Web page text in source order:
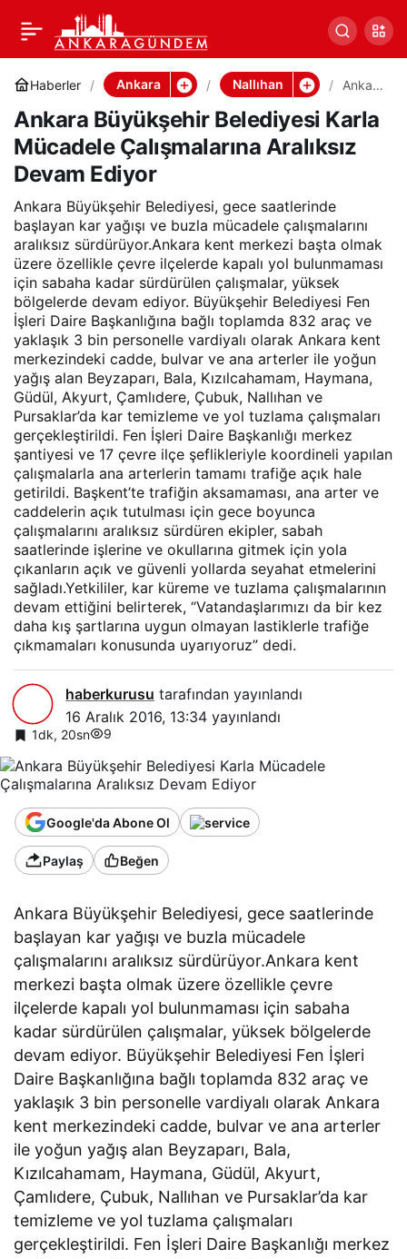
Haberler Ankara Nallıhan
Ankara
şehir
Beledi
yesi
alarına
Aralıksı
z
Devam
Ankara Büyükşehir Belediyesi Karla
Mücadele Çalışmalarına Aralıksız
Devam Ediyor
Ankara Büyükşehir Belediyesi, gece saatlerinde
başlayan kar yağışı ve buzla mücadele çalışmalarını
aralıksız sürdürüyor.Ankara kent merkezi başta olmak
üzere özellikle çevre ilçelerde kapalı yol bulunmaması
için sabaha kadar sürdürülen çalışmalar, yüksek
bölgelerde devam ediyor. Büyükşehir Belediyesi Fen
İşleri Daire Başkanlığına bağlı toplamda 832 araç ve
yaklaşık 3 bin personelle vardiyalı olarak Ankara kent
merkezindeki cadde, bulvar ve ana arterler ile yoğun
yağış alan Beyzaparı, Bala, Kızılcahamam, Haymana,
Güdül, Akyurt, Çamlıdere, Çubuk, Nallıhan ve
Pursaklar’da kar temizleme ve yol tuzlama çalışmaları
gerçekleştirildi. Fen İşleri Daire Başkanlığı merkez
şantiyesi ve 17 çevre ilçe şeflikleriyle koordineli yapılan
çalışmalarla ana arterlerin tamamı trafiğe açık hale
getirildi. Başkent’te trafiğin aksamaması, ana arter ve
caddelerin açık tutulması için gece boyunca
çalışmalarını aralıksız sürdüren ekipler, sabah
saatlerinde işlerine ve okullarına gitmek için yola
çıkanların açık ve güvenli yollarda seyahat etmelerini
sağladı.Yetkililer, kar küreme ve tuzlama çalışmalarının
devam ettiğini belirterek, “Vatandaşlarımızı da bir kez
daha kış şartlarına uygun olmayan lastiklerle trafiğe
çıkmamaları konusunda uyarıyoruz” dedi.
haberkurusu tarafından yayınlandı
16 Aralık 2016, 13:34 yayınlandı
1dk, 20sn 9
Google'da Abone Ol
Paylaş Beğen
Ankara Büyükşehir Belediyesi, gece saatlerinde
başlayan kar yağışı ve buzla mücadele
çalışmalarını aralıksız sürdürüyor.Ankara kent
merkezi başta olmak üzere özellikle çevre
ilçelerde kapalı yol bulunmaması için sabaha
kadar sürdürülen çalışmalar, yüksek bölgelerde
devam ediyor. Büyükşehir Belediyesi Fen İşleri
Daire Başkanlığına bağlı toplamda 832 araç ve
yaklaşık 3 bin personelle vardiyalı olarak Ankara
kent merkezindeki cadde, bulvar ve ana arterler
ile yoğun yağış alan Beyzaparı, Bala,
Kızılcahamam, Haymana, Güdül, Akyurt,
Çamlıdere, Çubuk, Nallıhan ve Pursaklar’da kar
temizleme ve yol tuzlama çalışmaları
gerçekleştirildi. Fen İşleri Daire Başkanlığı merkez
Ankara Büyükşehir
Belediyesi Karla
Mücadele Çalışmalarına
Aralıksız Devam Ediyor
Paylaş